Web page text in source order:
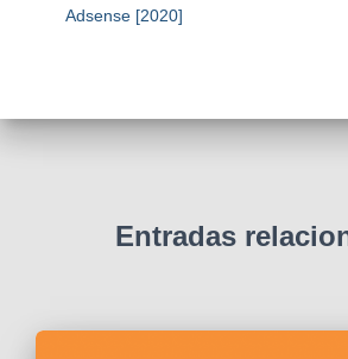
Adsense [2020]
Entradas